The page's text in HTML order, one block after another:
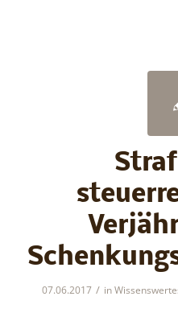
07.06.2017 / in